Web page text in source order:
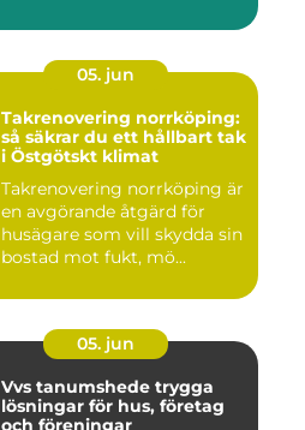
05. jun
Takrenovering norrköping:
så säkrar du ett hållbart tak
i Östgötskt klimat
Takrenovering norrköping är
en avgörande åtgärd för
husägare som vill skydda sin
bostad mot fukt, mö...
05. jun
Vvs tanumshede trygga
lösningar för hus, företag
och föreningar